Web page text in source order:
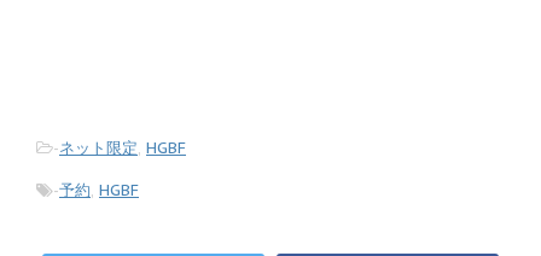
-ネット限定, HGBF
-予約, HGBF